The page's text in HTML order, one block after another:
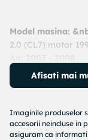
Model masina:
2.0 (CL7) motor
Cod produs:
Producator:
Specificatii
Afisati mai
Imaginile produselor
accesorii neincluse in
asiguram ca